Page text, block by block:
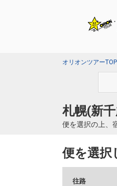
オリオンツアーTOP
札幌(新
便を選択の上、
便を選択
往路